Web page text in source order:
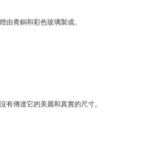
由青銅和彩色玻璃製成。
有傳達它的美麗和真實的尺寸。